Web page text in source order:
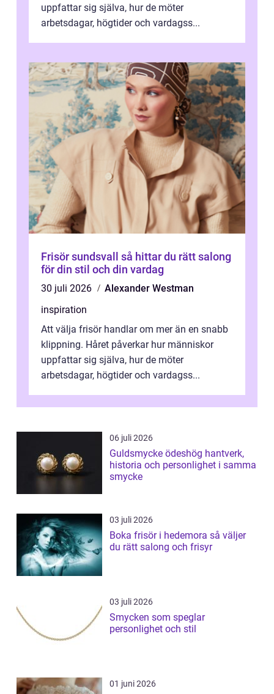
uppfattar sig själva, hur de möter
arbetsdagar, högtider och vardagss...
Frisör sundsvall så hittar du rätt salong
för din stil och din vardag
30 juli 2026
Alexander Westman
inspiration
Att välja frisör handlar om mer än en snabb
klippning. Håret påverkar hur människor
uppfattar sig själva, hur de möter
arbetsdagar, högtider och vardagss...
06 juli 2026
Guldsmycke ödeshög hantverk,
historia och personlighet i samma
smycke
03 juli 2026
Boka frisör i hedemora så väljer
du rätt salong och frisyr
03 juli 2026
Smycken som speglar
personlighet och stil
01 juni 2026